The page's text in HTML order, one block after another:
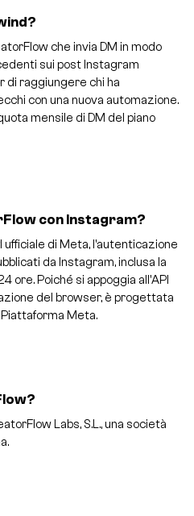
che invia DM in modo
sui post Instagram
di raggiungere chi ha
con una nuova automazione.
mensile di DM del piano
con Instagram?
ufficiale di Meta, l'autenticazione
da Instagram, inclusa la
ore. Poiché si appoggia all'API
del browser, è progettata
Meta.
Labs, S.L., una società